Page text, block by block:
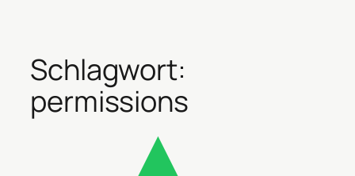
Schlagwort:
permissions